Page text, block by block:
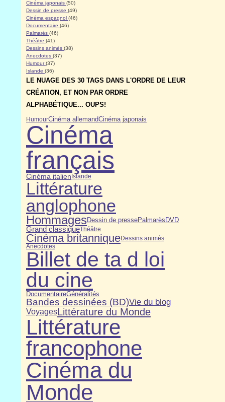
Cinéma japonais (50)
Dessin de presse (49)
Cinéma espagnol (46)
Documentaire (46)
Palmarès (46)
Théâtre (41)
Dessins animés (38)
Anecdotes (37)
Humour(37)
Islande (36)
LE NUAGE DES 30 TAGS DANS L'ORDRE DE LEUR
CRÉATION, ET NON PAR ORDRE
ALPHABÉTIQUE... OUPS!
HumourCinéma allemandCinéma japonais
Cinéma
français
Cinéma italien Islande
Littérature
anglophone
HommagesDessin de pressePalmarès DVD
Grand classiqueThéâtre
Cinéma britanniqueDessins animés
Anecdotes
Billet de ta d loi
du cine
DocumentaireGénéralités
Bandes dessinées (BD)Vie du blog
VoyagesLittérature du Monde
Littérature
francophone
Cinéma du
Monde